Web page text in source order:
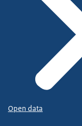
Open data